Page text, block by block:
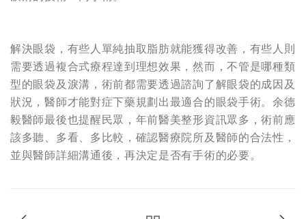
解決眼袋，有些人單純抽取脂肪就能獲得改善，有些人則
需要透過複合式療程達到理想效果，然而，不管是哪種類
型的眼袋及淚溝，術前都需要透過諮詢了解眼袋的成因及
狀況，醫師才能對症下藥規劃出最適合的眼袋手術。余德
毅醫師最後也提醒民眾，年前醫美整形資訊眾多，術前應
該多聽、多看、多比較，確認醫療院所及醫師的合法性，
並與醫師詳細溝通後，再決定是否有手術的必要。